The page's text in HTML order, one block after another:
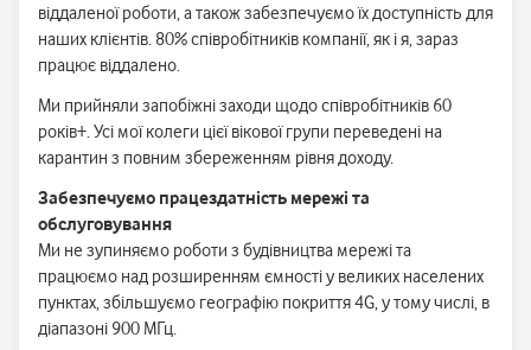
віддаленої роботи, а також забезпечуємо їх доступність для
наших клієнтів. 80% співробітників компанії, як і я, зараз
працює віддалено.
Ми прийняли запобіжні заходи щодо співробітників 60
років+. Усі мої колеги цієї вікової групи переведені на
карантин з повним збереженням рівня доходу.
Забезпечуємо працездатність мережі та
обслуговування
Ми не зупиняємо роботи з будівництва мережі та
працюємо над розширенням ємності у великих населених
пунктах, збільшуємо географію покриття 4G, у тому числі, в
діапазоні 900 МГц.